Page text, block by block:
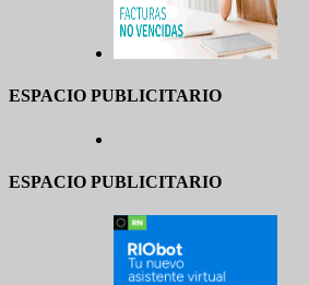
ESPACIO PUBLICITARIO
ESPACIO PUBLICITARIO